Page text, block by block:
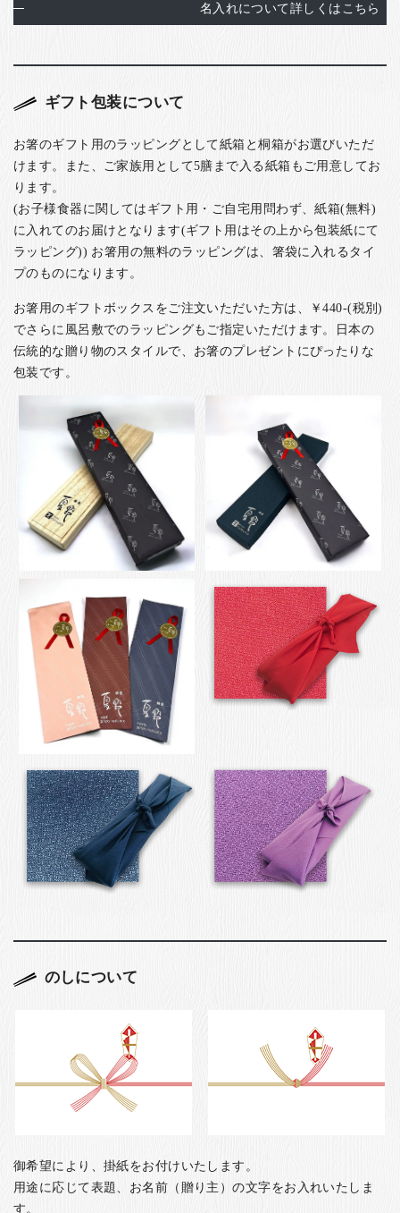
名入れについて詳しくはこちら
ギフト包装について
お箸のギフト用のラッピングとして紙箱と桐箱がお選びいただ
けます。また、ご家族用として5膳まで入る紙箱もご用意してお
ります。
(お子様食器に関してはギフト用・ご自宅用問わず、紙箱(無料)
に入れてのお届けとなります(ギフト用はその上から包装紙にて
ラッピング)) お箸用の無料のラッピングは、箸袋に入れるタイ
プのものになります。
お箸用のギフトボックスをご注文いただいた方は、￥440-(税別)
でさらに風呂敷でのラッピングもご指定いただけます。日本の
伝統的な贈り物のスタイルで、お箸のプレゼントにぴったりな
包装です。
のしについて
御希望により、掛紙をお付けいたします。
用途に応じて表題、お名前（贈り主）の文字をお入れいたしま
す。